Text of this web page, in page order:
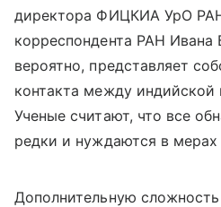
директора ФИЦКИА УрО
корреспондента РАН Ивана
вероятно, представляет
контакта между
Ученые считают, что все
редки и нуждаются в
Дополнительную